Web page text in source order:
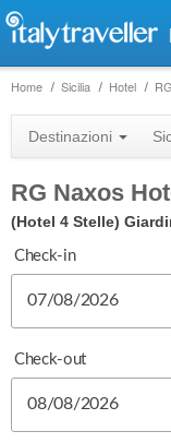
Home Sicilia Hotel
Destinazioni
RG Naxos
(Hotel 4 Stelle)
Check-in
Check-out